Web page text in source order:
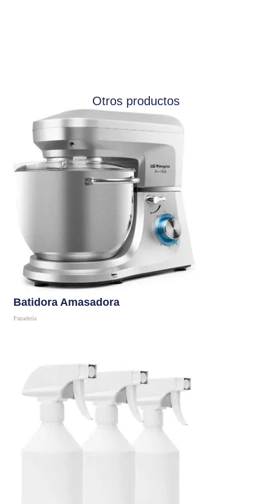
Otros productos
Batidora Amasadora
Panadería